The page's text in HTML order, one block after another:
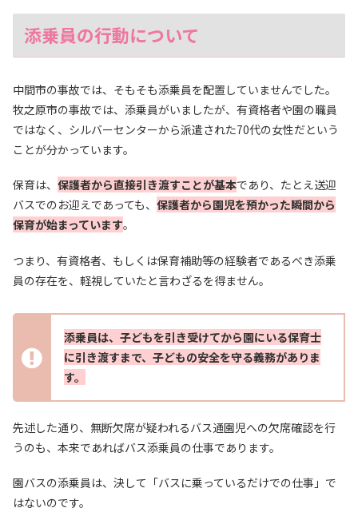
添乗員の行動について
中間市の事故では、そもそも添乗員を配置していませんでした。
牧之原市の事故では、添乗員がいましたが、有資格者や園の職員
ではなく、シルバーセンターから派遣された70代の女性だという
ことが分かっています。
保育は、 保護者から直接引き渡すことが基本であり、たとえ送迎
バスでのお迎えであっても、 保護者から園児を預かった瞬間から
保育が始まっています。
つまり、有資格者、もしくは保育補助等の経験者であるべき添乗
員の存在を、軽視していたと言わざるを得ません。
添乗員は、子どもを引き受けてから園にいる保育士
に引き渡すまで、子どもの安全を守る義務がありま
す。
先述した通り、無断欠席が疑われるバス通園児への欠席確認を行
うのも、本来であればバス添乗員の仕事であります。
園バスの添乗員は、決して「バスに乗っているだけでの仕事」で
はないのです。